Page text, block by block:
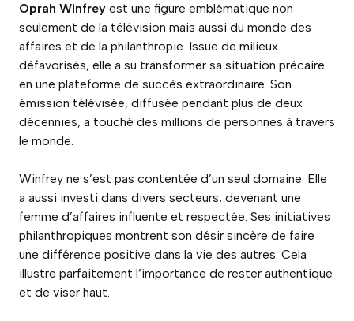
Oprah Winfrey est une figure emblématique non
seulement de la télévision mais aussi du monde des
affaires et de la philanthropie. Issue de milieux
défavorisés, elle a su transformer sa situation précaire
en une plateforme de succès extraordinaire. Son
émission télévisée, diffusée pendant plus de deux
décennies, a touché des millions de personnes à travers
le monde.
Winfrey ne s’est pas contentée d’un seul domaine. Elle
a aussi investi dans divers secteurs, devenant une
femme d’affaires influente et respectée. Ses initiatives
philanthropiques montrent son désir sincère de faire
une différence positive dans la vie des autres. Cela
illustre parfaitement l’importance de rester authentique
et de viser haut.